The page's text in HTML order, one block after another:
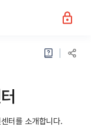
터를 소개합니다.